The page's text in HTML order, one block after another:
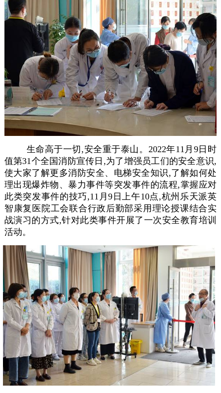
生命高于一切,安全重于泰山。2022年11月9日时
值第31个全国消防宣传日,为了增强员工们的安全意识,
使大家了解更多消防安全、电梯安全知识,了解如何处
理出现爆炸物、暴力事件等突发事件的流程,掌握应对
此类突发事件的技巧,11月9日上午10点,杭州乐天派英
智康复医院工会联合行政后勤部采用理论授课结合实
战演习的方式,针对此类事件开展了一次安全教育培训
活动。